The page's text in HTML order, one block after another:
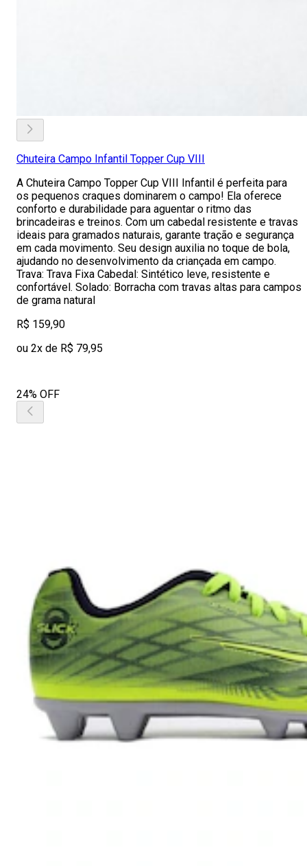
Chuteira Campo Infantil Topper Cup VIII
A Chuteira Campo Topper Cup VIII Infantil é perfeita para
os pequenos craques dominarem o campo! Ela oferece
conforto e durabilidade para aguentar o ritmo das
brincadeiras e treinos. Com um cabedal resistente e travas
ideais para gramados naturais, garante tração e segurança
em cada movimento. Seu design auxilia no toque de bola,
ajudando no desenvolvimento da criançada em campo.
Trava: Trava Fixa Cabedal: Sintético leve, resistente e
confortável. Solado: Borracha com travas altas para campos
de grama natural
R$ 159,90
ou 2x de R$ 79,95
24% OFF